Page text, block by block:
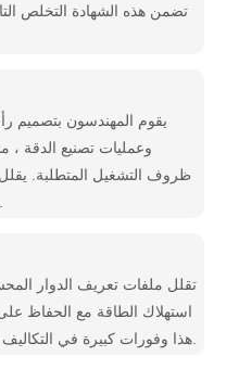
تضمن هذه الشهادة التخلص
يقوم المهندسون بتصميم
وعمليات تصنيع الدقة
ظروف التشغيل المتطلبة. يقلل
تقلل ملفات تعريف الدوار
استهلاك الطاقة مع الحفاظ